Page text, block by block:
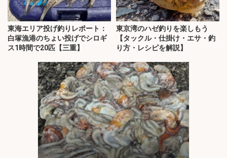
東海エリア投げ釣りレポート：
白塚漁港のちょい投げでシロギ
ス1時間で20匹【三重】
東京湾のハゼ釣りを楽しもう
【タックル・仕掛け・エサ・釣
り方・レシピを解説】